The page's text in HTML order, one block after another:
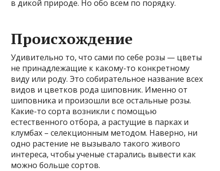
в дикой природе. Но обо всем по порядку.
Происхождение
Удивительно то, что сами по себе розы — цветы
не принадлежащие к какому-то конкретному
виду или роду. Это собирательное название всех
видов и цветков рода шиповник. Именно от
шиповника и произошли все остальные розы.
Какие-то сорта возникли с помощью
естественного отбора, а растущие в парках и
клумбах – селекционным методом. Наверно, ни
одно растение не вызывало такого живого
интереса, чтобы ученые старались вывести как
можно больше сортов.